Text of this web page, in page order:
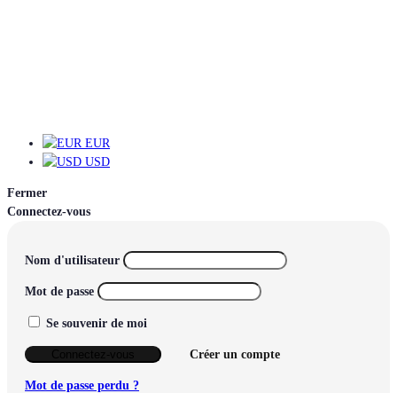
EUR
USD
Fermer
Connectez-vous
Nom d'utilisateur
Mot de passe
Se souvenir de moi
Créer un compte
Mot de passe perdu ?